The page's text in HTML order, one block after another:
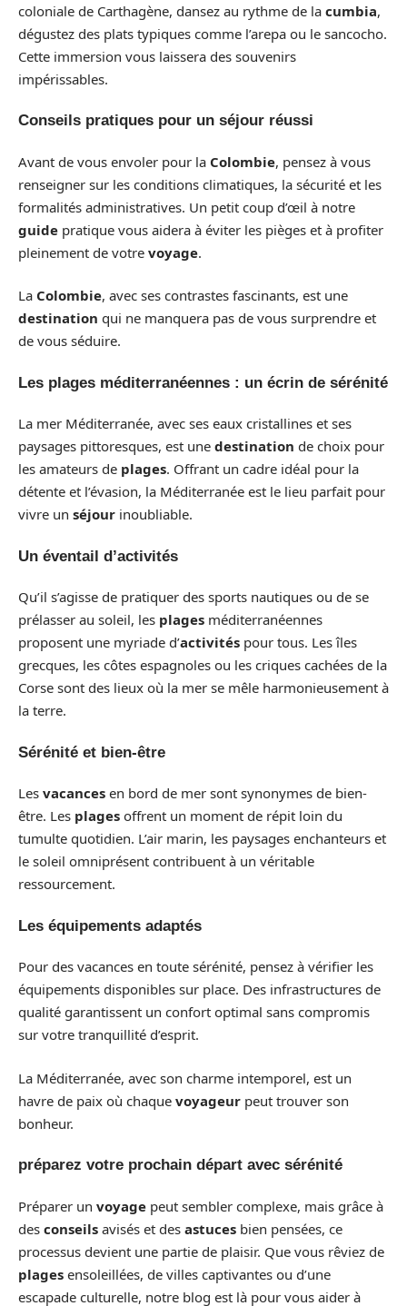
coloniale de Carthagène, dansez au rythme de la cumbia,
dégustez des plats typiques comme l’arepa ou le sancocho.
Cette immersion vous laissera des souvenirs
impérissables.
Conseils pratiques pour un séjour réussi
Avant de vous envoler pour la Colombie, pensez à vous
renseigner sur les conditions climatiques, la sécurité et les
formalités administratives. Un petit coup d’œil à notre
guide pratique vous aidera à éviter les pièges et à profiter
pleinement de votre voyage.
La Colombie, avec ses contrastes fascinants, est une
destination qui ne manquera pas de vous surprendre et
de vous séduire.
Les plages méditerranéennes : un écrin de sérénité
La mer Méditerranée, avec ses eaux cristallines et ses
paysages pittoresques, est une destination de choix pour
les amateurs de plages. Offrant un cadre idéal pour la
détente et l’évasion, la Méditerranée est le lieu parfait pour
vivre un séjour inoubliable.
Un éventail d’activités
Qu’il s’agisse de pratiquer des sports nautiques ou de se
prélasser au soleil, les plages méditerranéennes
proposent une myriade d’activités pour tous. Les îles
grecques, les côtes espagnoles ou les criques cachées de la
Corse sont des lieux où la mer se mêle harmonieusement à
la terre.
Sérénité et bien-être
Les vacances en bord de mer sont synonymes de bien-
être. Les plages offrent un moment de répit loin du
tumulte quotidien. L’air marin, les paysages enchanteurs et
le soleil omniprésent contribuent à un véritable
ressourcement.
Les équipements adaptés
Pour des vacances en toute sérénité, pensez à vérifier les
équipements disponibles sur place. Des infrastructures de
qualité garantissent un confort optimal sans compromis
sur votre tranquillité d’esprit.
La Méditerranée, avec son charme intemporel, est un
havre de paix où chaque voyageur peut trouver son
bonheur.
préparez votre prochain départ avec sérénité
Préparer un voyage peut sembler complexe, mais grâce à
des conseils avisés et des astuces bien pensées, ce
processus devient une partie de plaisir. Que vous rêviez de
plages ensoleillées, de villes captivantes ou d’une
escapade culturelle, notre blog est là pour vous aider à